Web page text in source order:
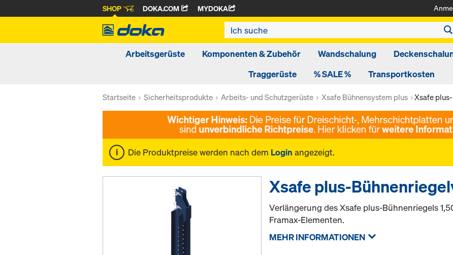
SHOP DOKA.COM MYDOKA
Arbeitsgerüste Komponenten & Zubehör Wandschalung
Traggerüste
% SALE % Transportkosten
Startseite Sicherheitsprodukte Arbeits- und Schutzgerüste Xsafe Bühnensystem plus Xsafe
Die Produktpreise werden nach dem Login angezeigt.
Xsafe plus-
Verlängerung des Xsafe plus-Bühnenriegels
Framax-Elementen.
MEHR INFORMATIONEN